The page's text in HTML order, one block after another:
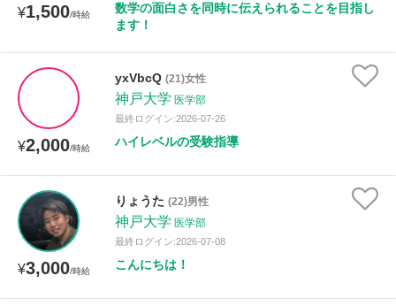
¥1,500/時給
数学の面白さを同時に伝えられることを目指し
ます！
¥2,000/時給
yxVbcQ (21)女性
神戸大学 医学部
最終ログイン:2026-07-26
ハイレベルの受験指導
¥3,000/時給
りょうた (22)男性
神戸大学 医学部
最終ログイン:2026-07-08
こんにちは！